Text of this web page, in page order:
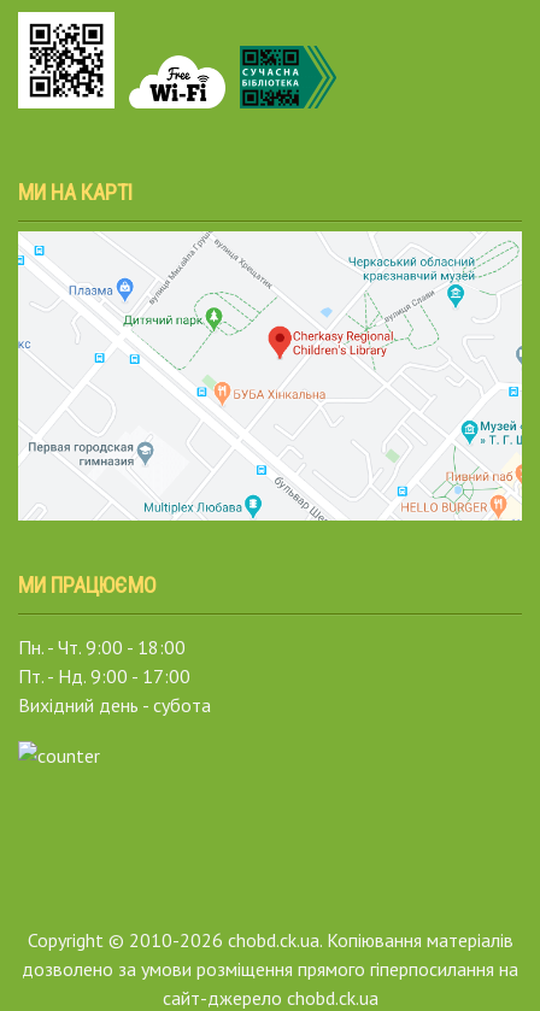
МИ НА КАРТІ
МИ ПРАЦЮЄМО
Пн. - Чт. 9:00 - 18:00
Пт. - Нд. 9:00 - 17:00
Вихідний день - субота
Copyright © 2010-2026 chobd.ck.ua. Копіювання матеріалів
дозволено за умови розміщення прямого гіперпосилання на
сайт-джерело chobd.ck.ua